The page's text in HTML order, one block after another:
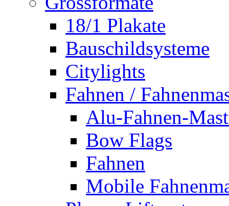
18/1 Plakate
Bauschildsysteme
Citylights
Fahnen /
Alu-Fahnen-
Bow Flags
Fahnen
Mobile